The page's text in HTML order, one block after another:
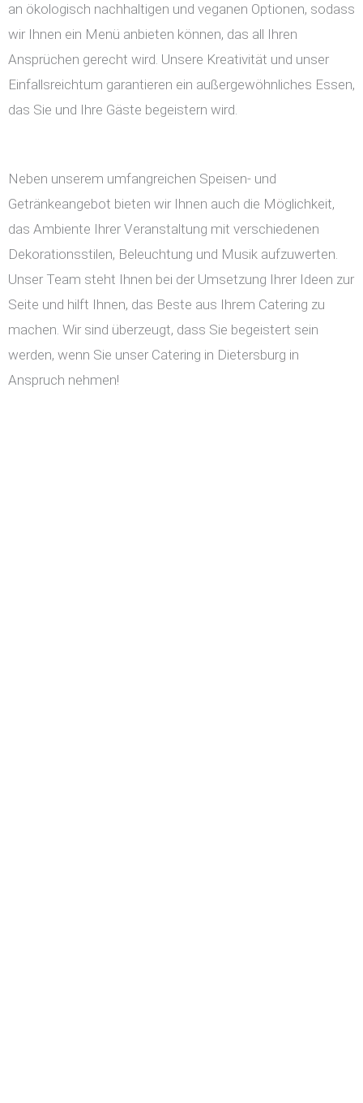
an ökologisch nachhaltigen und veganen Optionen, sodass
wir Ihnen ein Menü anbieten können, das all Ihren
Ansprüchen gerecht wird. Unsere Kreativität und unser
Einfallsreichtum garantieren ein außergewöhnliches Essen,
das Sie und Ihre Gäste begeistern wird.
Neben unserem umfangreichen Speisen- und
Getränkeangebot bieten wir Ihnen auch die Möglichkeit,
das Ambiente Ihrer Veranstaltung mit verschiedenen
Dekorationsstilen, Beleuchtung und Musik aufzuwerten.
Unser Team steht Ihnen bei der Umsetzung Ihrer Ideen zur
Seite und hilft Ihnen, das Beste aus Ihrem Catering zu
machen. Wir sind überzeugt, dass Sie begeistert sein
werden, wenn Sie unser Catering in Dietersburg in
Anspruch nehmen!